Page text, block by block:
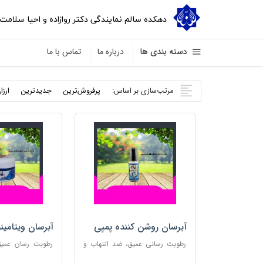
دهکده سالم نمایندگی دکتر روازاده و احیا
دسته بندی ها درباره ما تماس با ما
مرتب‌سازی بر اساس: پرفروش‌ترین جدید‌ترین
آبرسان روشن کننده پمپی
رطوبت رسانی عمیق، ضد التهاب و
آبرسان
رطوبت رسان